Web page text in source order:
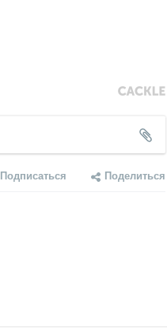
Подписаться Поделиться